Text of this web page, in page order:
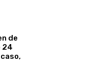
de
24